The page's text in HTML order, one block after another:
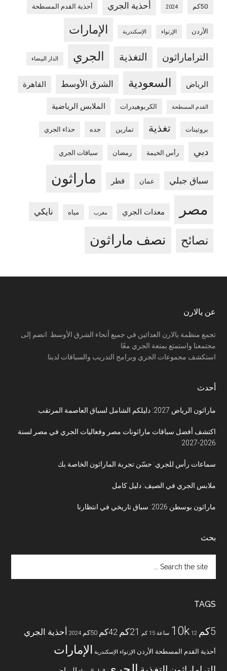
50كم 2024 أحذية الجري أحذية القدم المسطحة
الأردن الإرتواء الإسكندرية الإمارات
التراماراثون التغذية الجري الدار البيضاء
الرياض السعودية الشرق الأوسط القاهرة
القدم المسطحة الكربوهيدرات الملابس الرياضية
بروتينات تغذية تمارين جده حذاء الجري
دبي رأس الخيمة رمضان سباقات الجري
سباق جبلي عمان قطر ماراثون
مصر معدات الجري مغرب مياه نايكي
نصائح نصف ماراثون
Footer
عن يالارن
تجمع منظمة يالارن العدائين في جميع أنحاء الشرق الأوسط. انضم إلى
مجتمعنا واستمتع بمتعة الجري معًا.
استكشف مجموعات الجري وبرامج التدريب والسباقات لدينا.
أحدث
ماراثون الرياض 2027: دليلكم الشامل لسباق العاصمة المرتقب
اكتشف أفضل سباقات ماراثونات مصر وفعاليات الجري في مصر لسنة
2026-2027
سماعات رأس للجري: حسّن تجربة الماراثون الخاصة بك
ملابس الجري في الصيف: دليل كامل
ماراثون بوسطن 2026: سباق تاريخي في انتظارنا
بحث
the
TAGS
5كم 10k 12 ساعة 15 كم 21كم 42كم 50كم 2024 أحذية الجري
أحذية القدم المسطحة الأردن الإرتواء الإسكندرية الإمارات